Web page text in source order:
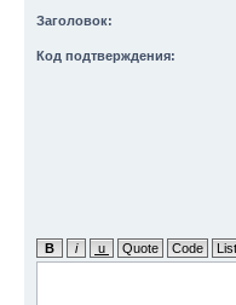
Заголовок:
Код подтверждения: